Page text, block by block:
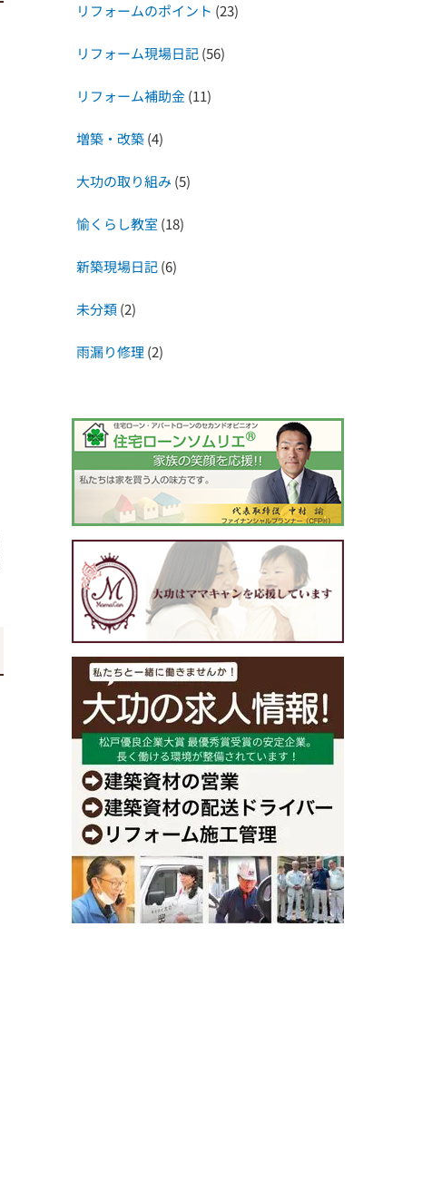
リフォームのポイント (23)
リフォーム現場日記(56)
リフォーム補助金(11)
増築・改築(4)
大功の取り組み (5)
愉くらし教室 (18)
新築現場日記(6)
未分類(2)
雨漏り修理(2)